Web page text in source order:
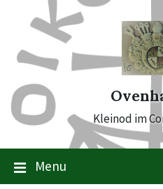
content
footer
Kleinod im
Menu